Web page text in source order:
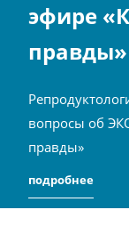
эфире
правды»
вопросы об
правды»
подробнее